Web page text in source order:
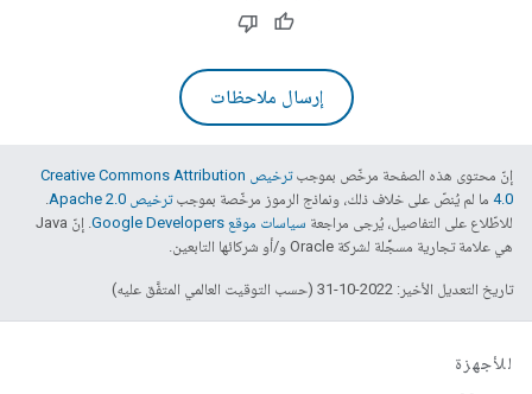
إرسال ملاحظات
إنّ محتوى هذه الصفحة مرخّص بموجب
ترخيص Creative Commons Attribution
4.0‏ ما لم يُنصّ على خلاف ذلك، ونماذج الرموز مرخّصة بموجبترخيص Apache 2.0‏
.
للاطّلاع على التفاصيل، يُرجى مراجعة سياسات موقع Google Developers‏
. إنّ Java
هي علامة تجارية مسجَّلة لشركة Oracle و/أو شركائها التابعين.
تاريخ التعديل الأخير: 2022-10-31 (حسب التوقيت العالمي المتفَّق عليه)
للأجهزة